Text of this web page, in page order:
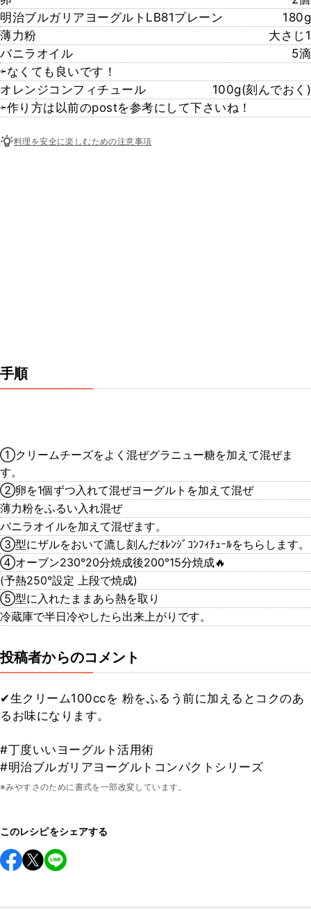
明治ブルガリアヨーグルトLB81プレーン
180g
薄力粉
大さじ1
バニラオイル
5滴
⇦なくても良いです！
オレンジコンフィチュール
100g(刻んでおく)
⇦作り方は以前のpostを参考にして下さいね！
料理を安全に楽しむための注意事項
手順
①クリームチーズをよく混ぜグラニュー糖を加えて混ぜま
す。
②卵を1個ずつ入れて混ぜヨーグルトを加えて混ぜ
薄力粉をふるい入れ混ぜ
バニラオイルを加えて混ぜます。
③型にザルをおいて漉し刻んだｵﾚﾝｼﾞｺﾝﾌｨﾁｭｰﾙをちらします。
④オーブン230°20分焼成後200°15分焼成🔥
(予熱250°設定 上段で焼成)
⑤型に入れたままあら熱を取り
冷蔵庫で半日冷やしたら出来上がりです。
投稿者からのコメント
✔︎生クリーム100ccを 粉をふるう前に加えるとコクのあ
るお味になります。
#丁度いいヨーグルト活用術
#明治ブルガリアヨーグルトコンパクトシリーズ
※みやすさのために書式を一部改変しています。
このレシピをシェアする